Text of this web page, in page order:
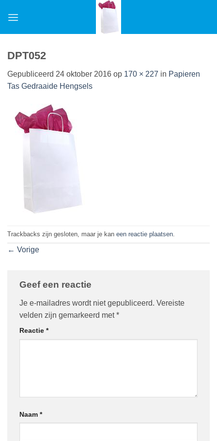
naar
DPT052
Gepubliceerd 24 oktober 2016 op 170 × 227 in Papieren
Tas Gedraaide Hengsels
Trackbacks zijn gesloten, maar je kan een reactie plaatsen
← Vorige
Geef een reactie
Je e-mailadres wordt niet gepubliceerd. Vereiste
velden zijn gemarkeerd met*
Reactie *
Naam *